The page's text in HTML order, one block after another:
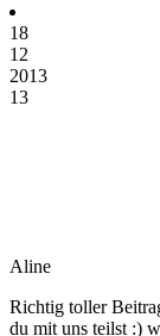
18
12
2013
13
Aline
Richtig toller
du mit uns teilst :)